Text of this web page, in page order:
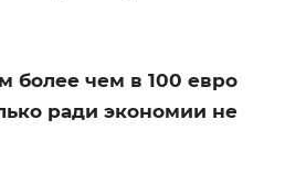
более чем в 100 евро
ради экономии не